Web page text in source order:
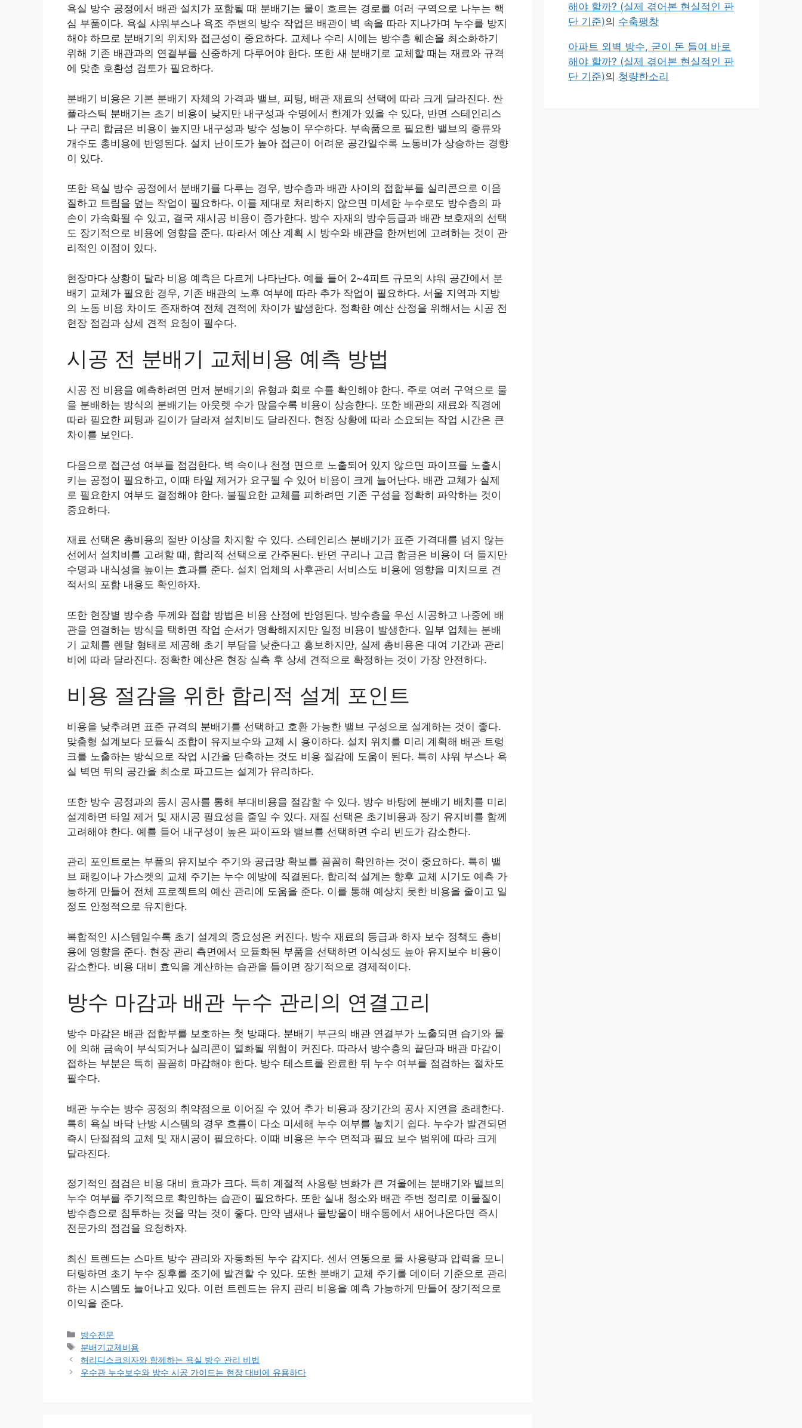
욕실 방수 공정에서 배관 설치가 포함될 때 분배기는 물이 흐르는 경로를 여러 구역으로 나누는 핵
심 부품이다. 욕실 샤워부스나 욕조 주변의 방수 작업은 배관이 벽 속을 따라 지나가며 누수를 방지
해야 하므로 분배기의 위치와 접근성이 중요하다. 교체나 수리 시에는 방수층 훼손을 최소화하기
위해 기존 배관과의 연결부를 신중하게 다루어야 한다. 또한 새 분배기로 교체할 때는 재료와 규격
에 맞춘 호환성 검토가 필요하다.
분배기 비용은 기본 분배기 자체의 가격과 밸브, 피팅, 배관 재료의 선택에 따라 크게 달라진다. 싼
플라스틱 분배기는 초기 비용이 낮지만 내구성과 수명에서 한계가 있을 수 있다, 반면 스테인리스
나 구리 합금은 비용이 높지만 내구성과 방수 성능이 우수하다. 부속품으로 필요한 밸브의 종류와
개수도 총비용에 반영된다. 설치 난이도가 높아 접근이 어려운 공간일수록 노동비가 상승하는 경향
이 있다.
또한 욕실 방수 공정에서 분배기를 다루는 경우, 방수층과 배관 사이의 접합부를 실리콘으로 이음
질하고 트림을 덮는 작업이 필요하다. 이를 제대로 처리하지 않으면 미세한 누수로도 방수층의 파
손이 가속화될 수 있고, 결국 재시공 비용이 증가한다. 방수 자재의 방수등급과 배관 보호재의 선택
도 장기적으로 비용에 영향을 준다. 따라서 예산 계획 시 방수와 배관을 한꺼번에 고려하는 것이 관
리적인 이점이 있다.
현장마다 상황이 달라 비용 예측은 다르게 나타난다. 예를 들어 2~4피트 규모의 샤워 공간에서 분
배기 교체가 필요한 경우, 기존 배관의 노후 여부에 따라 추가 작업이 필요하다. 서울 지역과 지방
의 노동 비용 차이도 존재하여 전체 견적에 차이가 발생한다. 정확한 예산 산정을 위해서는 시공 전
현장 점검과 상세 견적 요청이 필수다.
시공 전 분배기 교체비용 예측 방법
시공 전 비용을 예측하려면 먼저 분배기의 유형과 회로 수를 확인해야 한다. 주로 여러 구역으로 물
을 분배하는 방식의 분배기는 아웃렛 수가 많을수록 비용이 상승한다. 또한 배관의 재료와 직경에
따라 필요한 피팅과 길이가 달라져 설치비도 달라진다. 현장 상황에 따라 소요되는 작업 시간은 큰
차이를 보인다.
다음으로 접근성 여부를 점검한다. 벽 속이나 천정 면으로 노출되어 있지 않으면 파이프를 노출시
키는 공정이 필요하고, 이때 타일 제거가 요구될 수 있어 비용이 크게 늘어난다. 배관 교체가 실제
로 필요한지 여부도 결정해야 한다. 불필요한 교체를 피하려면 기존 구성을 정확히 파악하는 것이
중요하다.
재료 선택은 총비용의 절반 이상을 차지할 수 있다. 스테인리스 분배기가 표준 가격대를 넘지 않는
선에서 설치비를 고려할 때, 합리적 선택으로 간주된다. 반면 구리나 고급 합금은 비용이 더 들지만
수명과 내식성을 높이는 효과를 준다. 설치 업체의 사후관리 서비스도 비용에 영향을 미치므로 견
적서의 포함 내용도 확인하자.
또한 현장별 방수층 두께와 접합 방법은 비용 산정에 반영된다. 방수층을 우선 시공하고 나중에 배
관을 연결하는 방식을 택하면 작업 순서가 명확해지지만 일정 비용이 발생한다. 일부 업체는 분배
기 교체를 렌탈 형태로 제공해 초기 부담을 낮춘다고 홍보하지만, 실제 총비용은 대여 기간과 관리
비에 따라 달라진다. 정확한 예산은 현장 실측 후 상세 견적으로 확정하는 것이 가장 안전하다.
비용 절감을 위한 합리적 설계 포인트
비용을 낮추려면 표준 규격의 분배기를 선택하고 호환 가능한 밸브 구성으로 설계하는 것이 좋다.
맞춤형 설계보다 모듈식 조합이 유지보수와 교체 시 용이하다. 설치 위치를 미리 계획해 배관 트렁
크를 노출하는 방식으로 작업 시간을 단축하는 것도 비용 절감에 도움이 된다. 특히 샤워 부스나 욕
실 벽면 뒤의 공간을 최소로 파고드는 설계가 유리하다.
또한 방수 공정과의 동시 공사를 통해 부대비용을 절감할 수 있다. 방수 바탕에 분배기 배치를 미리
설계하면 타일 제거 및 재시공 필요성을 줄일 수 있다. 재질 선택은 초기비용과 장기 유지비를 함께
고려해야 한다. 예를 들어 내구성이 높은 파이프와 밸브를 선택하면 수리 빈도가 감소한다.
관리 포인트로는 부품의 유지보수 주기와 공급망 확보를 꼼꼼히 확인하는 것이 중요하다. 특히 밸
브 패킹이나 가스켓의 교체 주기는 누수 예방에 직결된다. 합리적 설계는 향후 교체 시기도 예측 가
능하게 만들어 전체 프로젝트의 예산 관리에 도움을 준다. 이를 통해 예상치 못한 비용을 줄이고 일
정도 안정적으로 유지한다.
복합적인 시스템일수록 초기 설계의 중요성은 커진다. 방수 재료의 등급과 하자 보수 정책도 총비
용에 영향을 준다. 현장 관리 측면에서 모듈화된 부품을 선택하면 이식성도 높아 유지보수 비용이
감소한다. 비용 대비 효익을 계산하는 습관을 들이면 장기적으로 경제적이다.
방수 마감과 배관 누수 관리의 연결고리
방수 마감은 배관 접합부를 보호하는 첫 방패다. 분배기 부근의 배관 연결부가 노출되면 습기와 물
에 의해 금속이 부식되거나 실리콘이 열화될 위험이 커진다. 따라서 방수층의 끝단과 배관 마감이
접하는 부분은 특히 꼼꼼히 마감해야 한다. 방수 테스트를 완료한 뒤 누수 여부를 점검하는 절차도
필수다.
배관 누수는 방수 공정의 취약점으로 이어질 수 있어 추가 비용과 장기간의 공사 지연을 초래한다.
특히 욕실 바닥 난방 시스템의 경우 흐름이 다소 미세해 누수 여부를 놓치기 쉽다. 누수가 발견되면
즉시 단절점의 교체 및 재시공이 필요하다. 이때 비용은 누수 면적과 필요 보수 범위에 따라 크게
달라진다.
정기적인 점검은 비용 대비 효과가 크다. 특히 계절적 사용량 변화가 큰 겨울에는 분배기와 밸브의
누수 여부를 주기적으로 확인하는 습관이 필요하다. 또한 실내 청소와 배관 주변 정리로 이물질이
방수층으로 침투하는 것을 막는 것이 좋다. 만약 냄새나 물방울이 배수통에서 새어나온다면 즉시
전문가의 점검을 요청하자.
최신 트렌드는 스마트 방수 관리와 자동화된 누수 감지다. 센서 연동으로 물 사용량과 압력을 모니
터링하면 초기 누수 징후를 조기에 발견할 수 있다. 또한 분배기 교체 주기를 데이터 기준으로 관리
하는 시스템도 늘어나고 있다. 이런 트렌드는 유지 관리 비용을 예측 가능하게 만들어 장기적으로
이익을 준다.
카
테
고
리
방수전문
태
그
분배기교체비용
허리디스크의자와 함께하는 욕실 방수 관리 비법
우수관 누수보수와 방수 시공 가이드는 현장 대비에 유용하다
해야 할까? (실제 겪어본 현실적인 판
단 기준)의 수축팽창
아파트 외벽 방수, 굳이 돈 들여 바로
해야 할까? (실제 겪어본 현실적인 판
단 기준)의 청량한소리